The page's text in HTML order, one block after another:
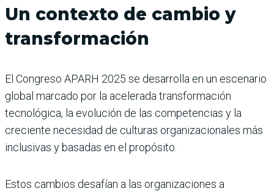
Un contexto de cambio y
transformación
El Congreso APARH 2025 se desarrolla en un escenario
global marcado por la acelerada transformación
tecnológica, la evolución de las competencias y la
creciente necesidad de culturas organizacionales más
inclusivas y basadas en el propósito.
Estos cambios desafían a las organizaciones a